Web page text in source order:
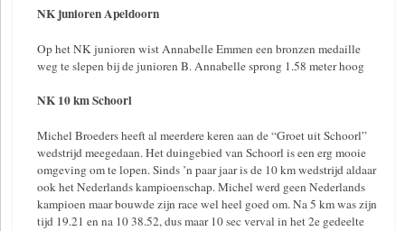
NK junioren Apeldoorn
Op het NK junioren wist Annabelle Emmen een bronzen medaille
weg te slepen bij de junioren B. Annabelle sprong 1.58 meter hoog
NK 10 km Schoorl
Michel Broeders heeft al meerdere keren aan de “Groet uit Schoorl”
wedstrijd meegedaan. Het duingebied van Schoorl is een erg mooie
omgeving om te lopen. Sinds ’n paar jaar is de 10 km wedstrijd aldaar
ook het Nederlands kampioenschap. Michel werd geen Nederlands
kampioen maar bouwde zijn race wel heel goed om. Na 5 km was zijn
tijd 19.21 en na 10 38.52, dus maar 10 sec verval in het 2e gedeelte